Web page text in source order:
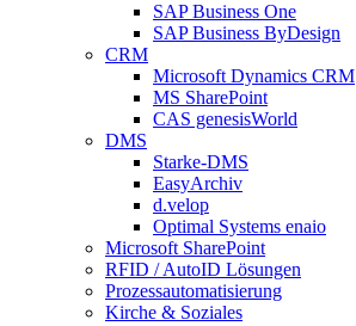
SAP Business One
SAP Business ByDesign
CRM
Microsoft Dynamics CRM
MS SharePoint
CAS genesisWorld
DMS
Starke-DMS
EasyArchiv
d.velop
Optimal Systems enaio
Microsoft SharePoint
RFID / AutoID Lösungen
Prozessautomatisierung
Kirche & Soziales